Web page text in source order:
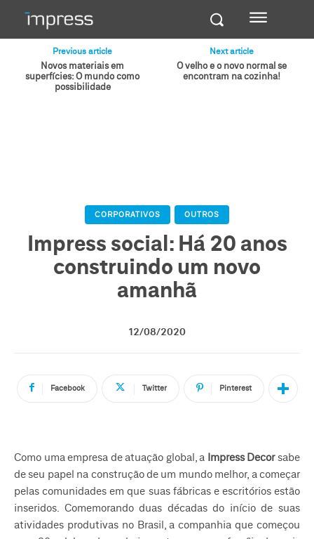
Previous article
Novos materiais em
superfícies: O mundo como
possibilidade
Next article
O velho e o novo normal se
encontram na cozinha!
CORPORATIVOS OUTROS
Impress social: Há 20 anos
construindo um novo
amanhã
12/08/2020
Facebook Twitter Pinterest
Como uma empresa de atuação global, a Impress Decor sabe
de seu papel na construção de um mundo melhor, a começar
pelas comunidades em que suas fábricas e escritórios estão
inseridos. Comemorando duas décadas do início de suas
atividades produtivas no Brasil, a companhia que começou